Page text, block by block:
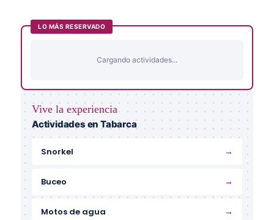
LO MÁS RESERVADO
Cargando actividades...
Vive la experiencia
Actividades en Tabarca
Snorkel →
Buceo →
Motos de agua →